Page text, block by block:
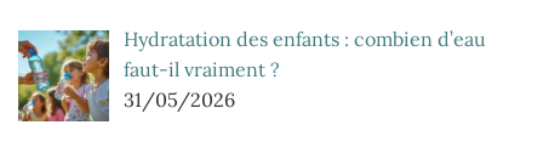
Hydratation des enfants : combien d’eau
faut-il vraiment ?
31/05/2026